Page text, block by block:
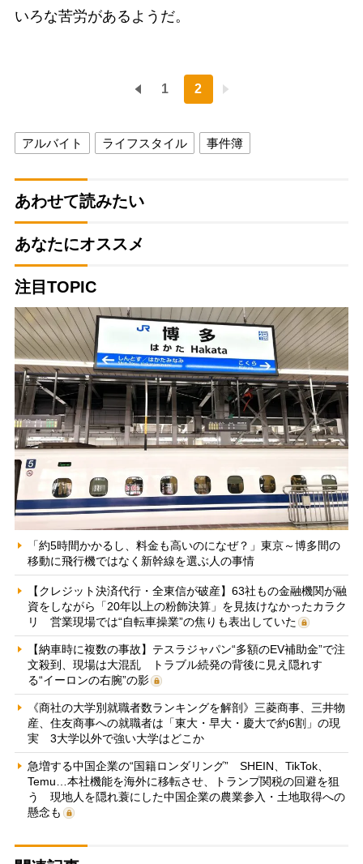
いろな苦労があるようだ。
1 2
アルバイト ライフスタイル 事件簿
あわせて読みたい
あなたにオススメ
注目TOPIC
「約5時間かかるし、料金も高いのになぜ？」東京～博多間の
移動に飛行機ではなく新幹線を選ぶ人の事情
【クレジット決済代行・全東信が破産】63社もの金融機関が融
資をしながら「20年以上の粉飾決算」を見抜けなかったカラク
リ 営業現場では“自転車操業”の焦りも表出していた
【納車時に複数の事故】テスラジャパン“多額のEV補助金”で注
文殺到、現場は大混乱 トラブル続発の背後に見え隠れす
る“イーロンの右腕”の影
《商社の大学別就職者数ランキングを解剖》三菱商事、三井物
産、住友商事への就職者は「東大・早大・慶大で約6割」の現
実 3大学以外で強い大学はどこか
急増する中国企業の“国籍ロンダリング” SHEIN、TikTok、
Temu…本社機能を海外に移転させ、トランプ関税の回避を狙
う 現地人を隠れ蓑にした中国企業の農業参入・土地取得への
懸念も